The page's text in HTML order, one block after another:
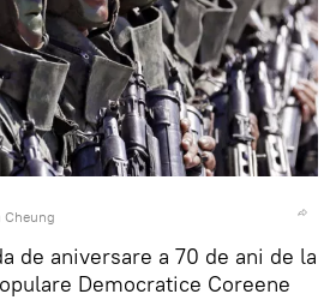
de aniversare a 70 de ani de la
Democratice Coreene